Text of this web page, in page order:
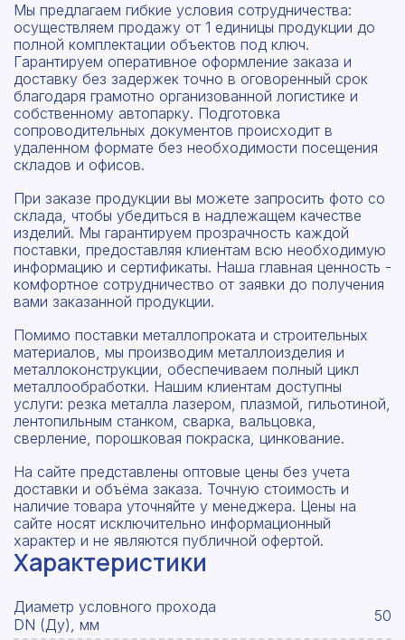
Мы предлагаем гибкие условия сотрудничества:
осуществляем продажу от 1 единицы продукции до
полной комплектации объектов под ключ.
Гарантируем оперативное оформление заказа и
доставку без задержек точно в оговоренный срок
благодаря грамотно организованной логистике и
собственному автопарку. Подготовка
сопроводительных документов происходит в
удаленном формате без необходимости посещения
складов и офисов.
При заказе продукции вы можете запросить фото со
склада, чтобы убедиться в надлежащем качестве
изделий. Мы гарантируем прозрачность каждой
поставки, предоставляя клиентам всю необходимую
информацию и сертификаты. Наша главная ценность -
комфортное сотрудничество от заявки до получения
вами заказанной продукции.
Помимо поставки металлопроката и строительных
материалов, мы производим металлоизделия и
металлоконструкции, обеспечиваем полный цикл
металлообработки. Нашим клиентам доступны
услуги: резка металла лазером, плазмой, гильотиной,
лентопильным станком, сварка, вальцовка,
сверление, порошковая покраска, цинкование.
На сайте представлены оптовые цены без учета
доставки и объёма заказа. Точную стоимость и
наличие товара уточняйте у менеджера. Цены на
сайте носят исключительно информационный
характер и не являются публичной офертой.
Характеристики
Диаметр условного прохода
DN (Ду), мм
50